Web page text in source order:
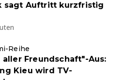
sagt Auftritt kurzfristig
Reihe
aller Freundschaft"-Aus:
Kieu wird TV-